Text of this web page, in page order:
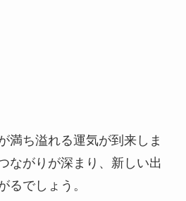
満ち溢れる運気が到来しま
ながりが深まり、新しい出
るでしょう。